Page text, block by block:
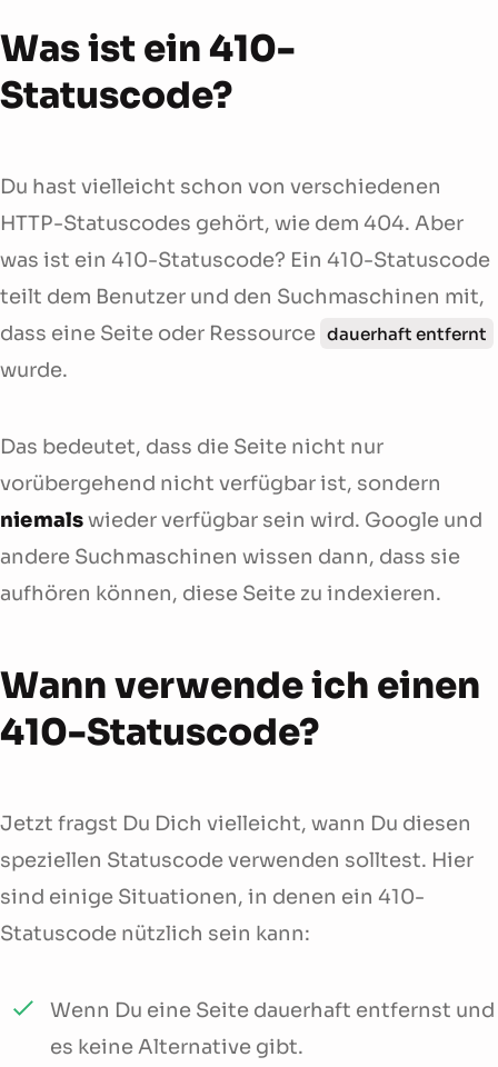
Was ist ein 410-
Statuscode?
Du hast vielleicht schon von verschiedenen
HTTP-Statuscodes gehört, wie dem 404. Aber
was ist ein 410-Statuscode? Ein 410-Statuscode
teilt dem Benutzer und den Suchmaschinen mit,
dass eine Seite oder Ressource dauerhaft entfernt
wurde.
Das bedeutet, dass die Seite nicht nur
vorübergehend nicht verfügbar ist, sondern
niemalswieder verfügbar sein wird. Google und
andere Suchmaschinen wissen dann, dass sie
aufhören können, diese Seite zu indexieren.
Wann verwende ich einen
410-Statuscode?
Jetzt fragst Du Dich vielleicht, wann Du diesen
speziellen Statuscode verwenden solltest. Hier
sind einige Situationen, in denen ein 410-
Statuscode nützlich sein kann:
Wenn Du eine Seite dauerhaft entfernst und
es keine Alternative gibt.